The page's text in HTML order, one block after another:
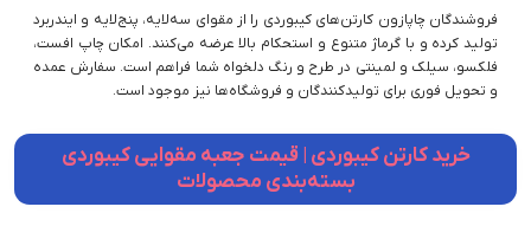
فروشندگان چاپازون کارتن‌های کیبوردی را از مقوای سه‌لایه، پنج‌لایه و ایندربرد
تولید کرده و با گرماژ متنوع و استحکام بالا عرضه می‌کنند. امکان چاپ افست،
فلکسو، سیلک و لمینتی در طرح و رنگ دلخواه شما فراهم است. سفارش عمده
و تحویل فوری برای تولیدکنندگان و فروشگاه‌ها نیز موجود است.
خرید کارتن کیبوردی | قیمت جعبه مقوایی کیبوردی
بسته‌بندی محصولات